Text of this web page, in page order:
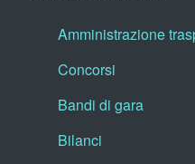
Amministrazione
Concorsi
Bandi di gara
Bilanci